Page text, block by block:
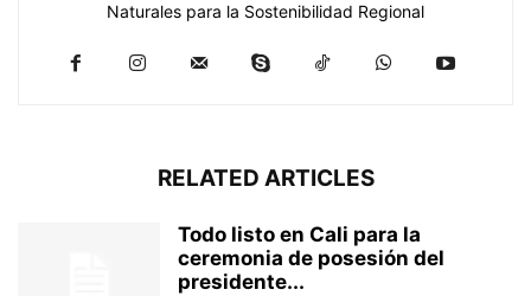
Naturales para la Sostenibilidad Regional
RELATED ARTICLES
Todo listo en Cali para la
ceremonia de posesión del
presidente...